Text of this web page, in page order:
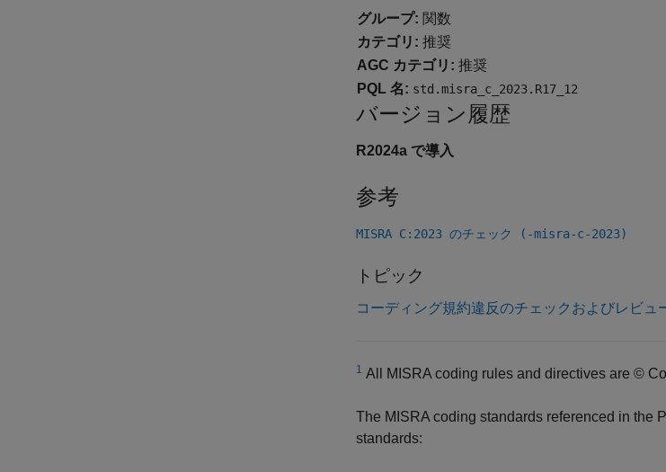
グループ: 関数
カテゴリ: 推奨
AGC カテゴリ: 推奨
PQL 名: std.misra_c_2023.R17_12
バージョン履歴
R2024a で導入
参考
MISRA C:2023 のチェック (-misra-c-2023)
トピック
コーディング規約違反のチェックおよびレビュ
1 All MISRA coding rules and directives are ©
The MISRA coding standards referenced in the
standards: